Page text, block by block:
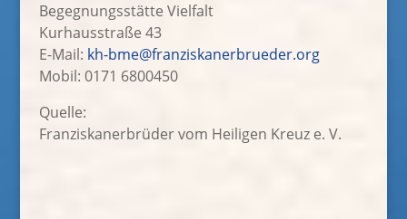
Begegnungsstätte Vielfalt
Kurhausstraße 43
E-Mail: kh-bme@franziskanerbrueder.org
Mobil: 0171 6800450
Quelle:
Franziskanerbrüder vom Heiligen Kreuz e. V.